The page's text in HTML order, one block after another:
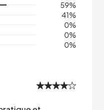
59%
41%
0%
0%
0%